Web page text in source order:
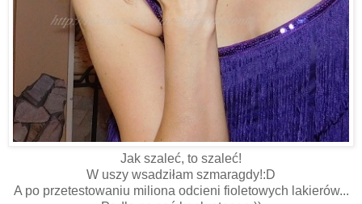
Jak szaleć, to szaleć!
W uszy wsadziłam szmaragdy!:D
A po przetestowaniu miliona odcieni fioletowych lakierów...